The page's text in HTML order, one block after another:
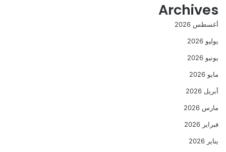
Archives
أغسطس 2026
يوليو 2026
يونيو 2026
مايو 2026
أبريل 2026
مارس 2026
فبراير 2026
يناير 2026